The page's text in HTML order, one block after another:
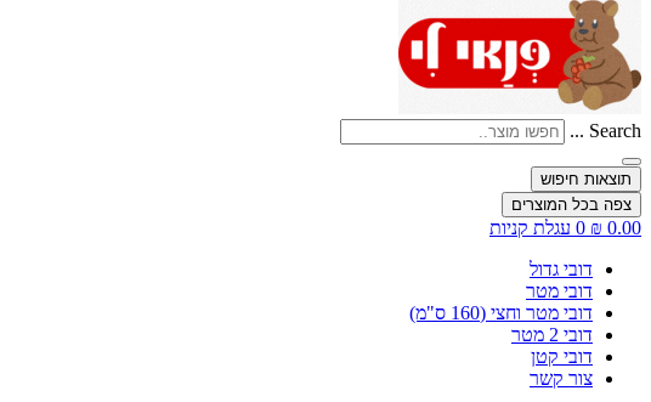
Search ...
תוצאות חיפוש
צפה בכל המוצרים
₪ 0.00
0 עגלת קניות
דובי גדול
דובי מטר
דובי מטר וחצי (160 ס"מ)
דובי 2 מטר
דובי קטן
צור קשר